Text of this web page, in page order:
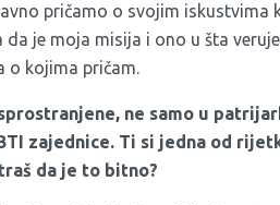
pričamo o svojim iskustvima
je moja misija i ono u šta
o kojima pričam.
ne samo u
zajednice. Ti si jedna od
da je to bitno?